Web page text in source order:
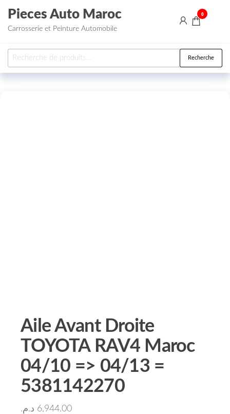
Aller au contenu
Pieces Auto Maroc
Carrosserie et Peinture Automobile
0
Recherche pour : Recherche
Aile Avant Droite
TOYOTA RAV4 Maroc
04/10 => 04/13 =
5381142270
6,944.00 د.م.